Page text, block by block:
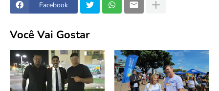
Facebook
Você Vai Gostar